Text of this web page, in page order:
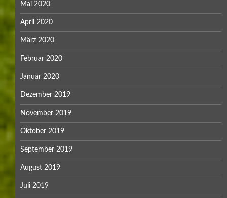
Mai 2020
April 2020
März 2020
Februar 2020
Januar 2020
Dezember 2019
November 2019
Oktober 2019
September 2019
August 2019
Juli 2019